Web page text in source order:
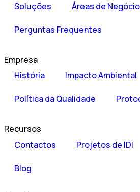
Soluções
Áreas de Negócio
Perguntas Frequentes
Empresa
História
Impacto Ambiental
Política da Qualidade
Recursos
Contactos
Projetos de IDI
Blog